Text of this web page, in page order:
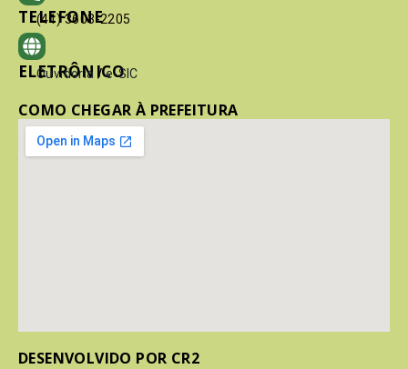
TELEFONE
(41) 3603-2205
ELETRÔNICO
Ouvidoria / e-SIC
COMO CHEGAR À PREFEITURA
DESENVOLVIDO POR CR2